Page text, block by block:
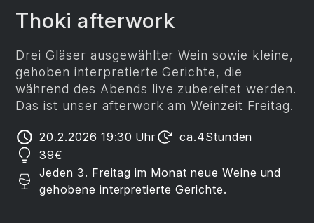
Thoki afterwork
Drei Gläser ausgewählter Wein sowie kleine,
gehoben interpretierte Gerichte, die
während des Abends live zubereitet werden.
Das ist unser afterwork am Weinzeit Freitag.
20.2.2026 19:30 Uhr ca.4Stunden
39€
Jeden 3. Freitag im Monat neue Weine und
gehobene interpretierte Gerichte.